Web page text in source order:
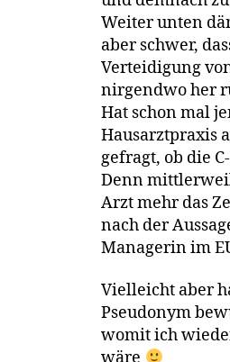
Weiter unten
aber schwer,
Verteidigung
nirgendwo her
Hat schon mal
Hausarztpraxis
gefragt, ob die
Denn
Arzt mehr das
nach der
Managerin im
Vielleicht aber
Pseudonym
womit ich